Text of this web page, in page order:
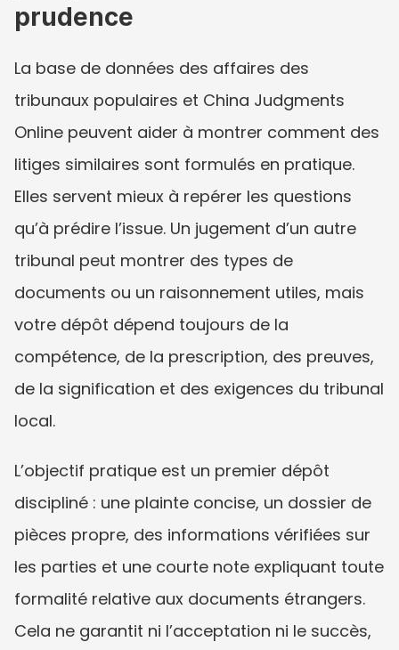
prudence
La base de données des affaires des
tribunaux populaires et China Judgments
Online peuvent aider à montrer comment des
litiges similaires sont formulés en pratique.
Elles servent mieux à repérer les questions
qu’à prédire l’issue. Un jugement d’un autre
tribunal peut montrer des types de
documents ou un raisonnement utiles, mais
votre dépôt dépend toujours de la
compétence, de la prescription, des preuves,
de la signification et des exigences du tribunal
local.
L’objectif pratique est un premier dépôt
discipliné : une plainte concise, un dossier de
pièces propre, des informations vérifiées sur
les parties et une courte note expliquant toute
formalité relative aux documents étrangers.
Cela ne garantit ni l’acceptation ni le succès,